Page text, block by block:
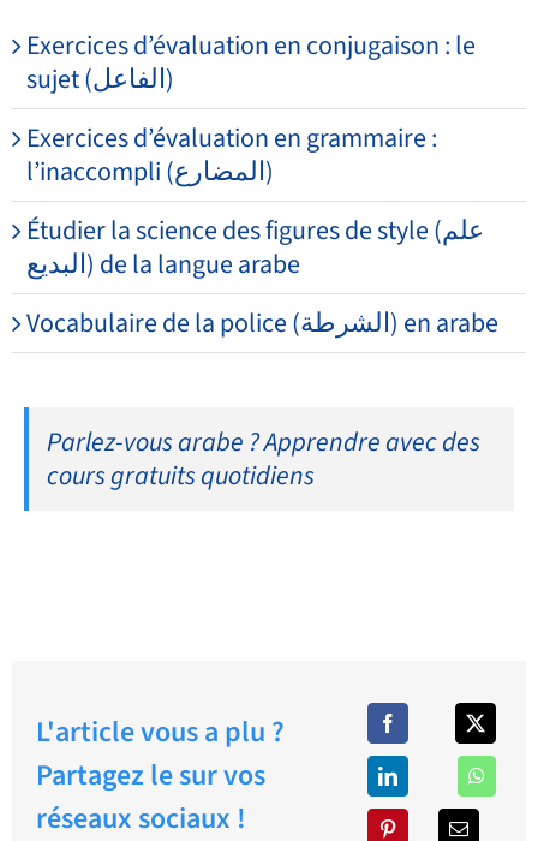
Exercices d’évaluation en conjugaison : le
sujet (الفاعل)
Exercices d’évaluation en grammaire :
l’inaccompli (المضارع)
Étudier la science des figures de style (علم
البديع) de la langue arabe
Vocabulaire de la police (الشرطة) en arabe
Parlez-vous arabe ? Apprendre avec des
cours gratuits quotidiens
L'article vous a plu ?
Partagez le sur vos
réseaux sociaux !